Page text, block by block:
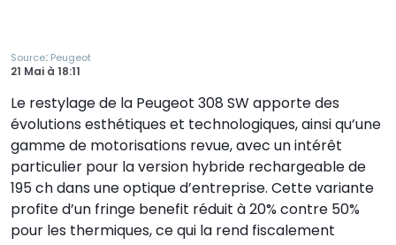
Source: Peugeot
21 Mai à 18:11
Le restylage de la Peugeot 308 SW apporte des
évolutions esthétiques et technologiques, ainsi qu’une
gamme de motorisations revue, avec un intérêt
particulier pour la version hybride rechargeable de
195 ch dans une optique d’entreprise. Cette variante
profite d’un fringe benefit réduit à 20% contre 50%
pour les thermiques, ce qui la rend fiscalement